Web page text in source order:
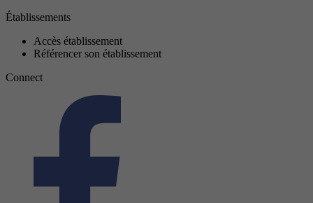
Établissements
Accès établissement
Référencer son établissement
Connect